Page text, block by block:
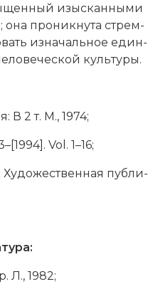
изы­скан­ны­ми
она про­ник­ну­та стрем­
из­на­чаль­ное един­
куль­ту­ры.
В 2 т. М., 1974;
Vol. 1–16;
пуб­ли­
Л., 1982;